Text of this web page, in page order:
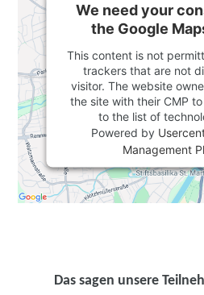
We need your
the Google
This content is not
trackers that are not
visitor. The website
the site with their CMP
to the list of
Powered by
Management
Das sagen unsere